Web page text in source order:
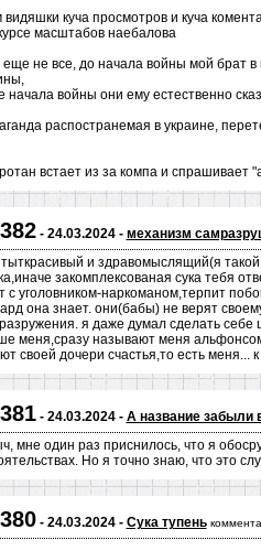
видяшки куча просмотров и куча
масштабов наебалова
еще не все, до начала войны мой брат
начала войны они ему естественно
распостранемая в украине,
встает из за компа и
- 24.03.2024 - механизм
и здравомыслящий(я
закомплексованая сука тебя
с уголовником-наркоманом,терпит
она знает. они(бабы) не верят
я даже думал сделать себе
меня,сразу называют меня
своей дочери счастья,то есть меня...
- 24.03.2024 - А название забыли
мне один раз приснилось, что я
Но я точно знаю, что это
- 24.03.2024 - Сука тупень